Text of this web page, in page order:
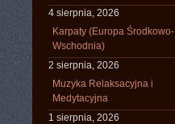
4 sierpnia, 2026
Karpaty (Europa Środkowo-
Wschodnia)
2 sierpnia, 2026
Muzyka Relaksacyjna i
Medytacyjna
1 sierpnia, 2026